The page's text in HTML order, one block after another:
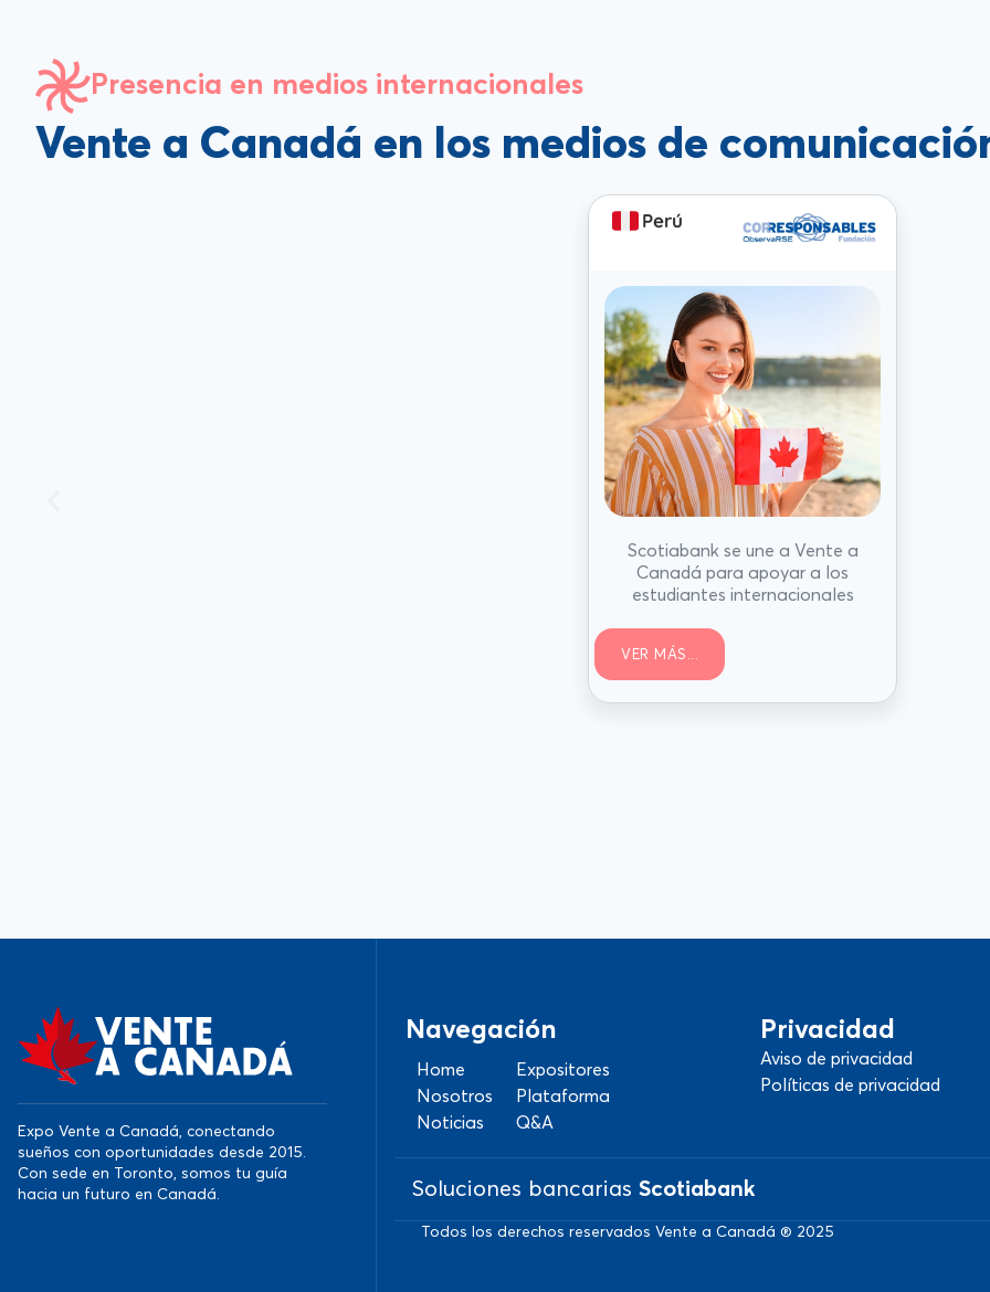
Presencia en medios internacionales
Vente a Canadá en los medios de
Perú
Scotiabank se une a Vente a
Canadá para apoyar a los
estudiantes internacionales
VER MÁS...
Expo Vente a Canadá, conectando
sueños con oportunidades desde 2015.
Con sede en Toronto, somos tu guía
hacia un futuro en Canadá.
Navegación
Home
Nosotros
Noticias
Expositores
Plataforma
Q&A
Privacidad
Aviso de privacidad
Políticas de privacidad
Soluciones bancarias Scotiabank
Todos los derechos reservados Vente a Canadá ® 2025